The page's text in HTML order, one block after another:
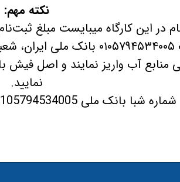
نکته مهم:
منابع آب واريز نمايند و اصل فيش
نمایید.
​​​​​​​شماره شبا بانک ملی 490170000000105794534005 IR است.​​​​​​​